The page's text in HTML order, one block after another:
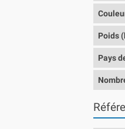
Poids
Pays